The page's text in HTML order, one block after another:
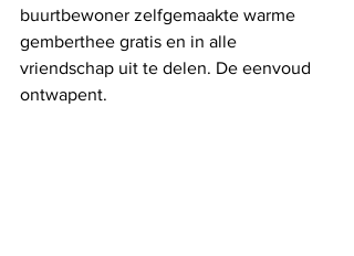
buurtbewoner zelfgemaakte warme
gemberthee gratis en in alle
vriendschap uit te delen. De eenvoud
ontwapent.